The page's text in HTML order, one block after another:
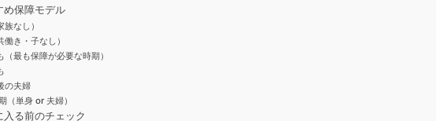
め保障モデル
なし）
き・子なし）
最も保障が必要な時期）
の夫婦
単身 or 夫婦）
入る前のチェック